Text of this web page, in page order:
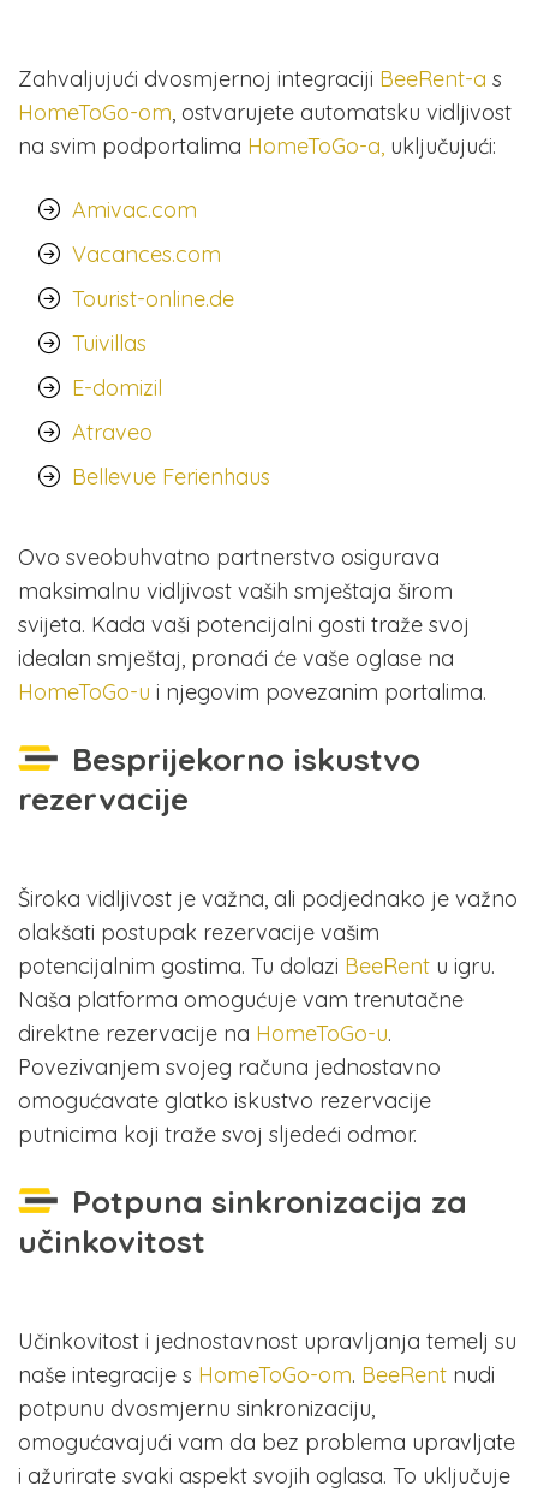
Zahvaljujući dvosmjernoj integraciji BeeRent-a s
HomeToGo-om, ostvarujete automatsku vidljivost
na svim podportalima HomeToGo-a, uključujući:
Amivac.com
Vacances.com
Tourist-online.de
Tuivillas
E-domizil
Atraveo
Bellevue Ferienhaus
Ovo sveobuhvatno partnerstvo osigurava
maksimalnu vidljivost vaših smještaja širom
svijeta. Kada vaši potencijalni gosti traže svoj
idealan smještaj, pronaći će vaše oglase na
HomeToGo-u i njegovim povezanim portalima.
Besprijekorno iskustvo
rezervacije
Široka vidljivost je važna, ali podjednako je važno
olakšati postupak rezervacije vašim
potencijalnim gostima. Tu dolazi BeeRent u igru.
Naša platforma omogućuje vam trenutačne
direktne rezervacije na HomeToGo-u.
Povezivanjem svojeg računa jednostavno
omogućavate glatko iskustvo rezervacije
putnicima koji traže svoj sljedeći odmor.
Potpuna sinkronizacija za
učinkovitost
Učinkovitost i jednostavnost upravljanja temelj su
naše integracije s HomeToGo-om. BeeRent nudi
potpunu dvosmjernu sinkronizaciju,
omogućavajući vam da bez problema upravljate
i ažurirate svaki aspekt svojih oglasa. To uključuje